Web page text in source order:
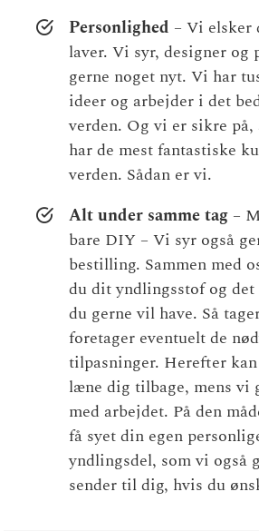
Personlighed – Vi elsker
laver. Vi syr, designer og
gerne noget nyt. Vi har
ideer og arbejder i det
verden. Og vi er sikre på,
har de mest fantastiske
verden. Sådan er vi.
Alt under samme tag –
bare DIY – Vi syr også
bestilling. Sammen med
du dit yndlingsstof og det
du gerne vil have. Så
foretager eventuelt de
tilpasninger. Herefter
læne dig tilbage, mens vi
med arbejdet. På den
få syet din egen
yndlingsdel, som vi også
sender til dig, hvis du